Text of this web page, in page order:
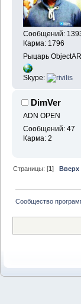
Сообщений:
Карма: 1796
Рыцарь
Skype:
DimVer
ADN OPEN
Сообщений: 47
Карма: 2
Страницы: [1]Вверх
Сообщество